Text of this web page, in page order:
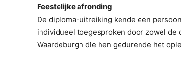
Feestelijke afronding
De diploma-uitreiking kende een
individueel toegesproken door zowel de
Waardeburgh die hen gedurende het